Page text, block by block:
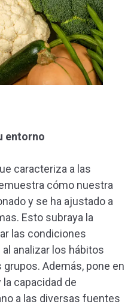
entorno
caracteriza a las
cómo nuestra
y se ha ajustado a
Esto subraya la
las condiciones
analizar los hábitos
Además, pone en
capacidad de
a las diversas fuentes